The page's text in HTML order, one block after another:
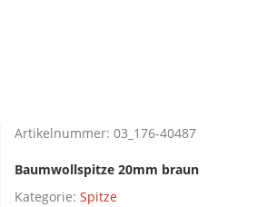
Artikelnummer: 03_176-40487
Baumwollspitze 20mm braun
Kategorie: Spitze